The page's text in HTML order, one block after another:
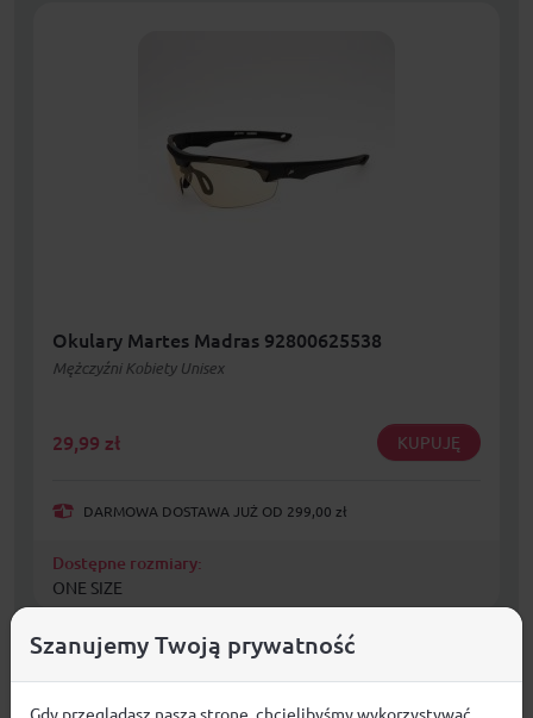
Okulary Martes Madras 92800625538
Mężczyźni Kobiety Unisex
29,99 zł KUPUJĘ
DARMOWA DOSTAWA JUŻ OD 299,00 zł
Dostępne rozmiary:
ONE SIZE
Szanujemy Twoją prywatność
Gdy przeglądasz naszą stronę, chcielibyśmy wykorzystywać